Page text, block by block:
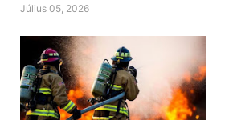
Július 05, 2026